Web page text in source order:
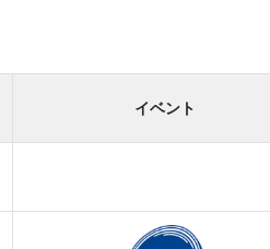
イベント